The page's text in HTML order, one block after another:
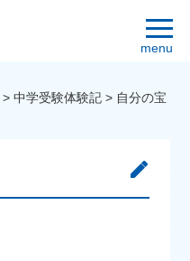
menu
>中学受験体験記 > 自分の宝